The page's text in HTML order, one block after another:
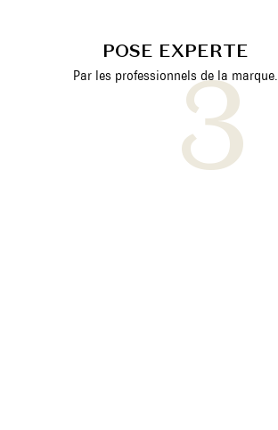
POSE EXPERTE
Par les professionnels de la marque.